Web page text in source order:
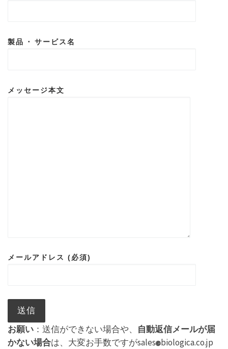
製品 ･ サービス名
メッセージ本文
メールアドレス (必須)
お願い ：送信ができない場合や、 自動返信メールが届
かない場合は、大変お手数ですがsales biologica.co.jp